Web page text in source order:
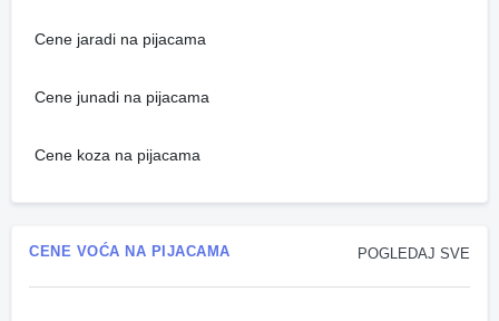
Cene jaradi na pijacama
Cene junadi na pijacama
Cene koza na pijacama
POGLEDAJ SVE
CENE VOĆA NA PIJACAMA